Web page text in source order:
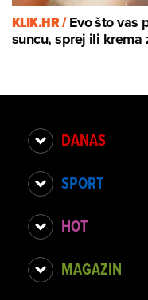
KLIK.HR /Evo što vas
suncu, sprej ili krema
DANAS
SPORT
HOT
MAGAZIN